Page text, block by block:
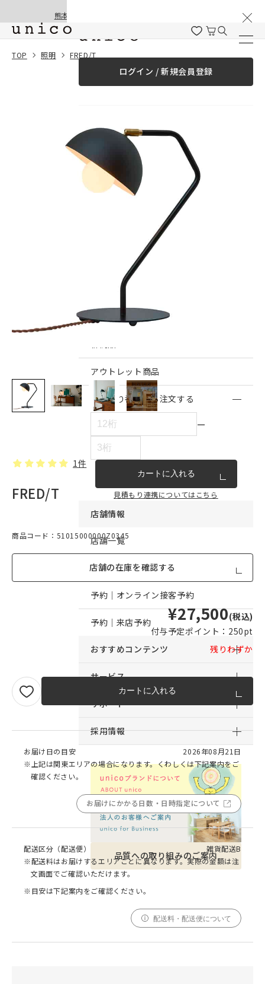
熊本地震の影響による配送遅延と停止について
ログイン / 新規会員登録
商品カテゴリー一覧
家具
カーテン
ファブリック雑貨
インテリア雑貨・その他
家具シリーズ一覧
アウトレット商品
見積もり番号から注文する
ー
カートに入れる
見積もり連携についてはこちら
店舗情報
店舗一覧
店舗からのお知らせ
予約｜オンライン接客予約
予約｜来店予約
おすすめコンテンツ
サービス
サポート
採用情報
品質への取り組みのご案内
TOP 照明 FRED/T一緒に購入する
1件
FRED/T
商品コード：51015000000Z0345
店舗の在庫を確認する
¥27,500(税込)
付与予定ポイント： 250pt
残りわずか
カートに入れる
お届け日の目安
2026年08月21日
※上記は関東エリアの場合になります。くわしくは下記案内をご
確認ください。
お届けにかかる日数・日時指定について
配送区分（配送便）
雑貨配送B
※配送料はお届けするエリアごとに異なります。実際の金額は注
文画面でご確認いただけます。
※目安は下記案内をご確認ください。
配送料・配送便について